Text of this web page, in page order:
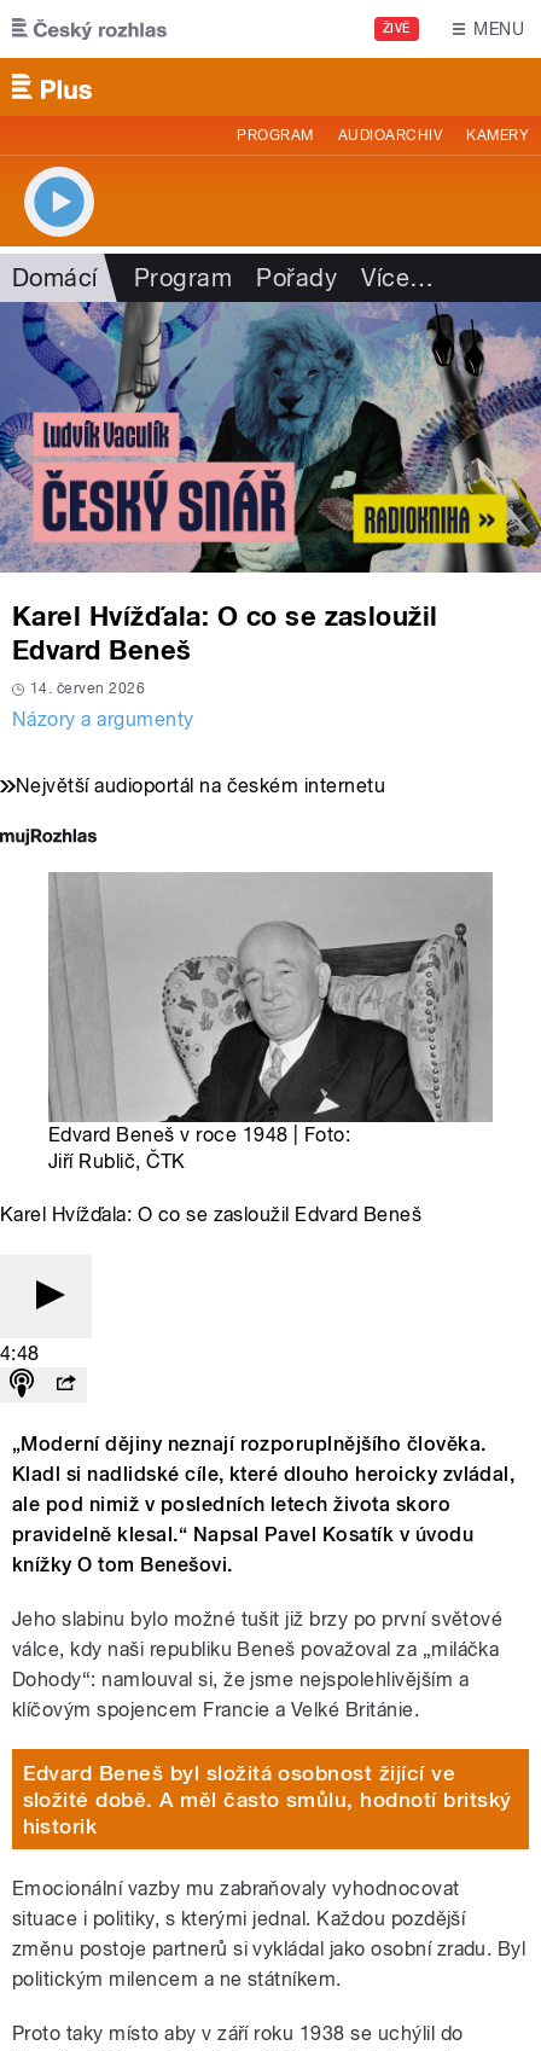
Přejít k hlavnímu obsahu
ŽIVĚ MENU
PROGRAM AUDIOARCHIV KAMERY
Domácí Program Pořady Více…
Karel Hvížďala: O co se zasloužil
Edvard Beneš
14. červen 2026
Názory a argumenty
Největší audioportál na českém internetu
Edvard Beneš v roce 1948 | Foto:
Jiří Rublič, ČTK
Karel Hvížďala: O co se zasloužil Edvard Beneš
4:48
„Moderní dějiny neznají rozporuplnějšího člověka.
Kladl si nadlidské cíle, které dlouho heroicky zvládal,
ale pod nimiž v posledních letech života skoro
pravidelně klesal.“ Napsal Pavel Kosatík v úvodu
knížky O tom Benešovi.
Jeho slabinu bylo možné tušit již brzy po první světové
válce, kdy naši republiku Beneš považoval za „miláčka
Dohody“: namlouval si, že jsme nejspolehlivějším a
klíčovým spojencem Francie a Velké Británie.
Edvard Beneš byl složitá osobnost žijící ve
složité době. A měl často smůlu, hodnotí britský
historik
Emocionální vazby mu zabraňovaly vyhodnocovat
situace i politiky, s kterými jednal. Každou pozdější
změnu postoje partnerů si vykládal jako osobní zradu. Byl
politickým milencem a ne státníkem.
Proto taky místo aby v září roku 1938 se uchýlil do